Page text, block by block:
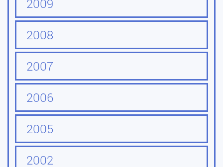
2009
2008
2007
2006
2005
2002